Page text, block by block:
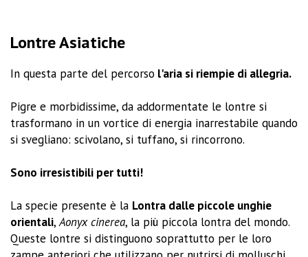
Lontre Asiatiche
In questa parte del percorso l'aria si riempie di allegria.
Pigre e morbidissime, da addormentate le lontre si
trasformano in un vortice di energia inarrestabile quando
si svegliano: scivolano, si tuffano, si rincorrono.
Sono irresistibili per tutti!
La specie presente è la Lontra dalle piccole unghie
orientali,Aonyx cinerea, la più piccola lontra del mondo.
Queste lontre si distinguono soprattutto per le loro